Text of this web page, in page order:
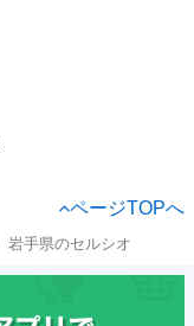
ページTOPへ
岩手県のセルシオ